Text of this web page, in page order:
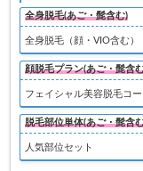
全身脱毛(あご・髭含む)
全身脱毛（顔・VIO含む）
顔脱毛プラン(あご・髭含
フェイシャル美容脱毛コー
脱毛部位単体(あご・髭含
人気部位セット